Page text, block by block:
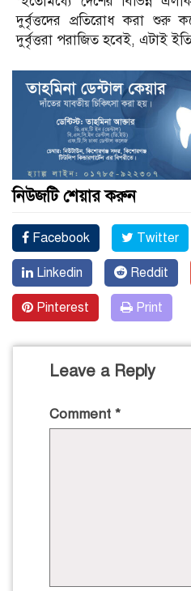
দুর্বৃত্তদের প্রতিরোধ করা শুরু
দুর্বৃত্তরা পরাজিত হবেই, এটাই
নিউজটি শেয়ার করুন
Facebook Twitter
Linkedin Reddit
Pinterest Print
Leave a Reply
Comment *